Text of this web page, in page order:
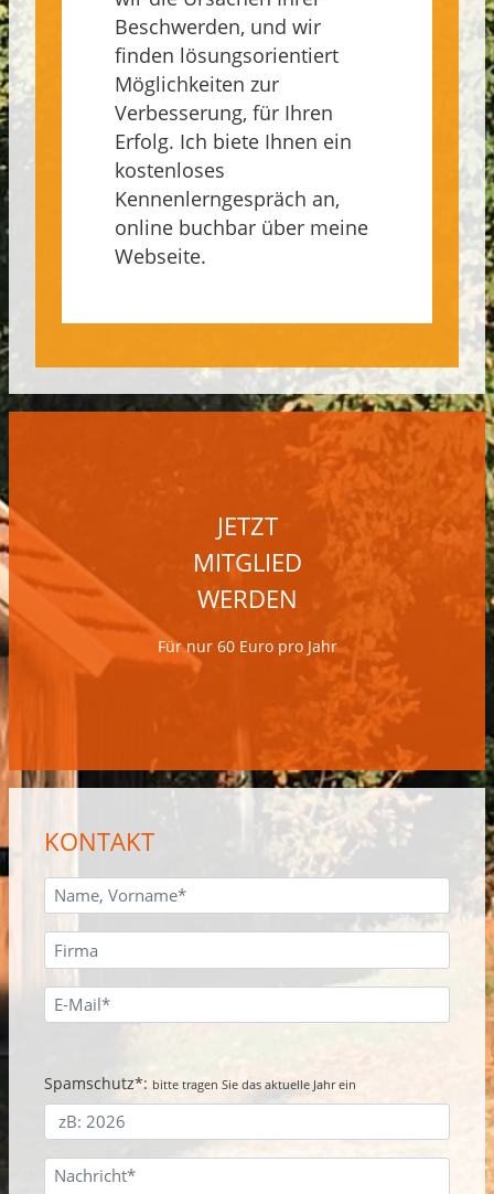
Beschwerden, und wir
finden lösungsorientiert
Möglichkeiten zur
Verbesserung, für Ihren
Erfolg. Ich biete Ihnen ein
kostenloses
Kennenlerngespräch an,
online buchbar über meine
Webseite.
JETZT
MITGLIED
WERDEN
Für nur 60 Euro pro Jahr
KONTAKT
Spamschutz*: bitte tragen Sie das aktuelle Jahr ein